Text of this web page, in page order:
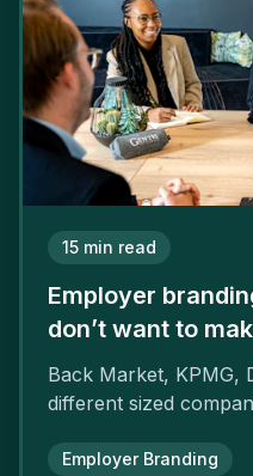
15 min read
Employer
don’t want to
Back Market, KPMG,
different sized
attractiveness and
Employer Branding